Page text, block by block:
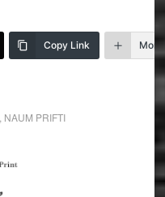
Copy Link More
NAUM PRIFTI